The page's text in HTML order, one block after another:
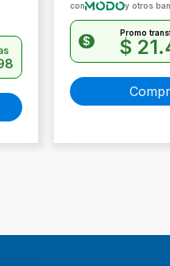
con y otros
$
Promo
$